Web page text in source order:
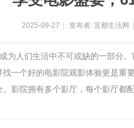
2025-09-27 发布者: 宜都生活网
为人们生活中不可或缺的一部分
一个好的电影院观影体验更是
影院拥有多个影厅，每个影厅都